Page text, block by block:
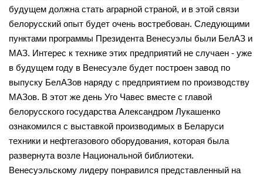
будущем должна стать аграрной страной, и в этой связи
белорусский опыт будет очень востребован. Следующими
пунктами программы Президента Венесуэлы были БелАЗ и
МАЗ. Интерес к технике этих предприятий не случаен - уже
в будущем году в Венесуэле будет построен завод по
выпуску БелАЗов наряду с предприятием по производству
МАЗов. В этот же день Уго Чавес вместе с главой
белорусского государства Александром Лукашенко
ознакомился с выставкой производимых в Беларуси
техники и нефтегазового оборудования, которая была
развернута возле Национальной библиотеки.
Венесуэльскому лидеру понравился представленный на